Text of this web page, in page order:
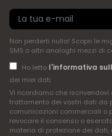
Non perderti nulla! Scopri le
SMS o altri analoghi mezzi di
Ho letto l'informativa
dei miei dati
Vi ricordiamo che
trattamento dei vostri dati da
comunicazioni commerciali o
revocare il consenso o
materia di protezione dei